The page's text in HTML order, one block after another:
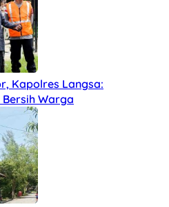
Kapolres Langsa:
Warga